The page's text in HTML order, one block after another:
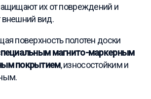
их от повреждений и
вид.
поверхность полотен доски
магнито-маркерным
покрытием, износостойким и